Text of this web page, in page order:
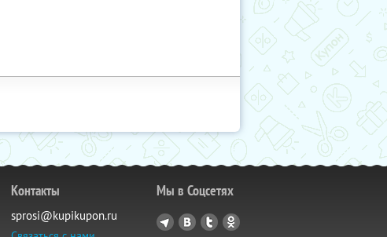
Контакты
sprosi@kupikupon.ru
Мы в Соцсетях